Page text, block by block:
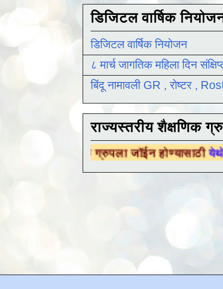
डिजिटल वार्षिक
डिजिटल वार्षिक नियोजन
८ मार्च जागतिक महिला दिन
बिंदू नामावली GR , रोष्टर ,
राज्यस्तरीय शैक्षणिक
ग्रुपला जॉईन होण्यासाठीयेथे क्लिक करा